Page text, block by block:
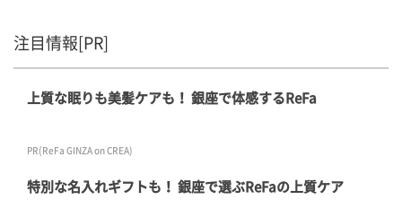
注目情報[PR]
上質な眠りも美髪ケアも！ 銀座で体感するReFa
PR(ReFa GINZA on CREA)
特別な名入れギフトも！ 銀座で選ぶReFaの上質ケア